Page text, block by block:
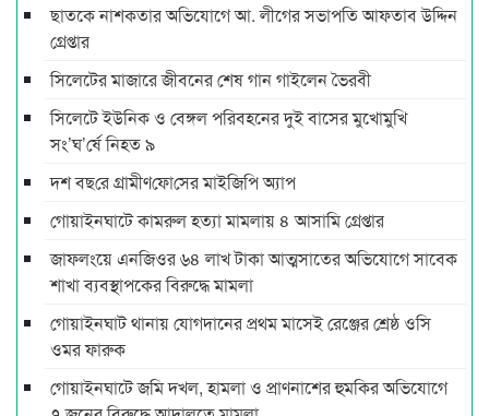
ছাতকে নাশকতার অভিযোগে আ. লীগের সভাপ‌তি আফতাব উদ্দিন
গ্রেপ্তার
সিলেটের মাজারে জীবনের শেষ গান গাইলেন ভৈরবী
সিলেটে ইউনিক ও বেঙ্গল পরিবহনের দুই বাসের মুখোমুখি
সং’ঘ’র্ষে নিহত ৯
দশ বছ‌রে গ্রামীণ‌ফো‌সের মাইজিপি অ্যাপ
গোয়াইনঘাটে কামরুল হত্যা মামলায় ৪ আসামি গ্রেপ্তার
জাফলংয়ে এনজিওর ৬৪ লাখ টাকা আত্মসাতের অভিযোগে সাবেক
শাখা ব্যবস্থাপকের বিরুদ্ধে মামলা
গোয়াইনঘাট থানায় যোগদানের প্রথম মাসেই রেঞ্জের শ্রেষ্ঠ ওসি
ওমর ফারুক
গোয়াইনঘাটে জমি দখল, হামলা ও প্রাণনাশের হুমকির অভিযোগে